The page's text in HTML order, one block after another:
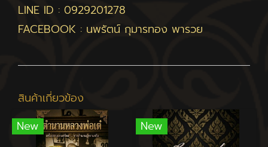
LINE ID : 0929201278
FACEBOOK : นพรัตน์ กุมารทอง พารวย
สินค้าเกี่ยวข้อง
New
New